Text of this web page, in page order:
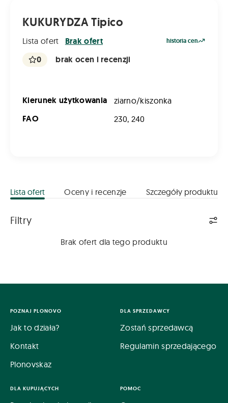
KUKURYDZA Tipico
Lista ofert Brak ofert historia cen
0 brak ocen i recenzji
Kierunek użytkowania ziarno/kiszonka
FAO 230, 240
Lista ofert Oceny i recenzje Szczegóły produktu
Filtry
Brak ofert dla tego produktu
POZNAJ PLONOVO
Jak to działa?
Kontakt
Plonovskaz
DLA SPRZEDAWCY
Zostań sprzedawcą
Regulamin sprzedającego
DLA KUPUJĄCYCH POMOC